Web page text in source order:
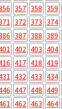
357 358 359
372 373 374
387 388 389
402 403 404
417 418 419
432 433 434
447 448 449
462 463 464